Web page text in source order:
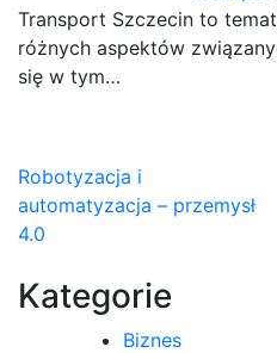
Transport Szczecin to
różnych aspektów
się w tym…
Nawigacja
wpisu
Robotyzacja i
automatyzacja – przemysł
4.0
Kategorie
Biznes